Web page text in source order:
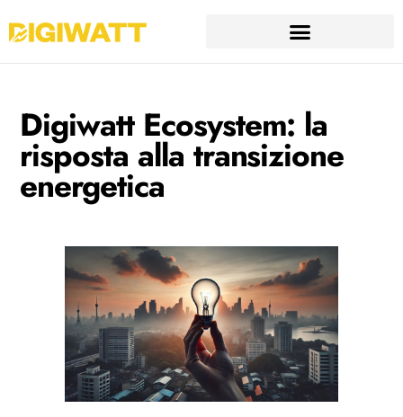
Digiwatt Ecosystem: la
risposta alla transizione
energetica